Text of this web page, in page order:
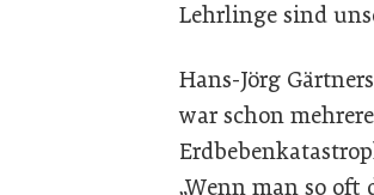
Lehrlinge sind
Hans-Jörg
war schon
„Wenn man so